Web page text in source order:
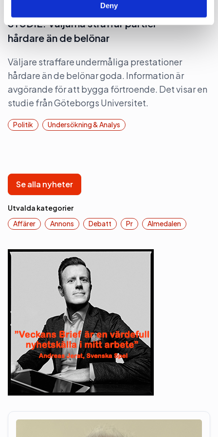
Deny
STUDIE: Väljarna straffar partier
hårdare än de belönar
Väljare straffare undermåliga prestationer
hårdare än de belönar goda. Information är
avgörande för att bygga förtroende. Det visar en
studie från Göteborgs Universitet.
Politik Undersökning & Analys
Se alla nyheter
Utvalda kategorier
Affärer
Annons Debatt Pr Almedalen